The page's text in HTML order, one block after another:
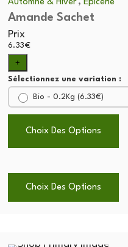
Automne & Hiver Épicerie
Amande Sachet
Prix
6.33€
+
Sélectionnez une variation :
Bio - 0.2Kg (6.33€)
Choix Des Options
Choix Des Options